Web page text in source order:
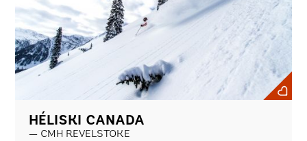
HÉLISKI CANADA
CMH REVELSTOKE